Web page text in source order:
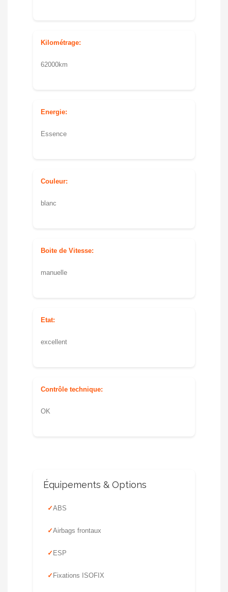
Kilométrage:
62000km
Energie:
Essence
Couleur:
blanc
Boite de Vitesse:
manuelle
Etat:
excellent
Contrôle technique:
OK
Équipements & Options
ABS
Airbags frontaux
ESP
Fixations ISOFIX